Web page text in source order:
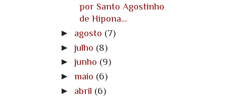
por Santo Agostinho
de Hipona...
► agosto (7)
►julho (8)
►junho (9)
► maio (6)
► abril (6)